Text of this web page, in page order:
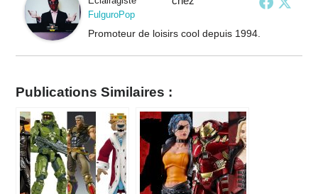
FulguroPop
Promoteur de loisirs cool depuis 1994.
Publications Similaires :